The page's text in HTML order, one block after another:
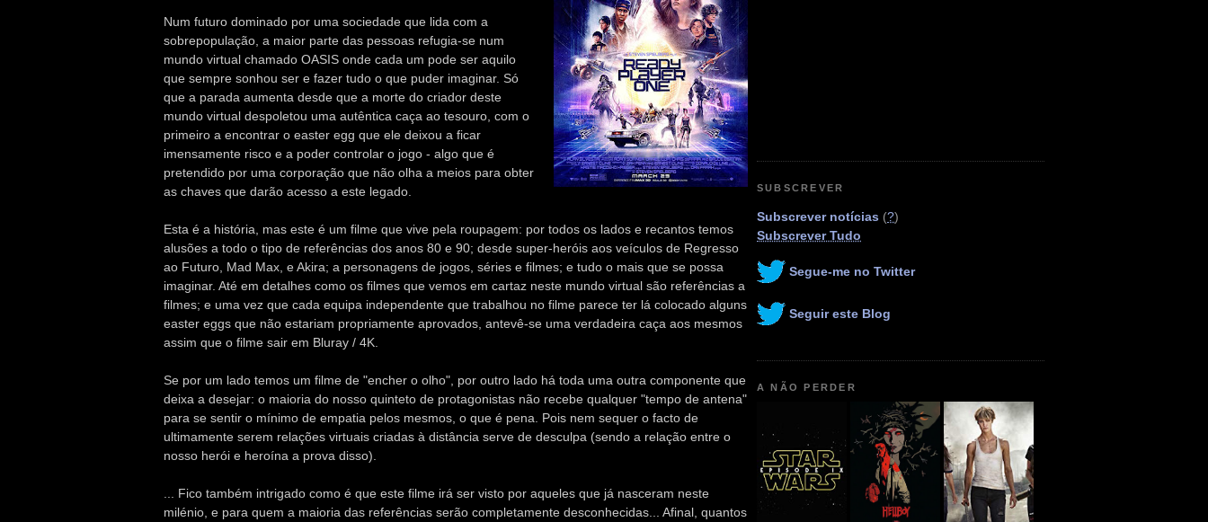
Num futuro dominado por uma sociedade que lida com a
sobrepopulação, a maior parte das pessoas refugia-se num
mundo virtual chamado OASIS onde cada um pode ser aquilo
que sempre sonhou ser e fazer tudo o que puder imaginar. Só
que a parada aumenta desde que a morte do criador deste
mundo virtual despoletou uma autêntica caça ao tesouro, com o
primeiro a encontrar o easter egg que ele deixou a ficar
imensamente risco e a poder controlar o jogo - algo que é
pretendido por uma corporação que não olha a meios para obter
as chaves que darão acesso a este legado.
Esta é a história, mas este é um filme que vive pela roupagem: por todos os lados e recantos temos
alusões a todo o tipo de referências dos anos 80 e 90; desde super-heróis aos veículos de Regresso
ao Futuro, Mad Max, e Akira; a personagens de jogos, séries e filmes; e tudo o mais que se possa
imaginar. Até em detalhes como os filmes que vemos em cartaz neste mundo virtual são referências a
filmes; e uma vez que cada equipa independente que trabalhou no filme parece ter lá colocado alguns
easter eggs que não estariam propriamente aprovados, antevê-se uma verdadeira caça aos mesmos
assim que o filme sair em Bluray / 4K.
Se por um lado temos um filme de "encher o olho", por outro lado há toda uma outra componente que
deixa a desejar: o maioria do nosso quinteto de protagonistas não recebe qualquer "tempo de antena"
para se sentir o mínimo de empatia pelos mesmos, o que é pena. Pois nem sequer o facto de
ultimamente serem relações virtuais criadas à distância serve de desculpa (sendo a relação entre o
nosso herói e heroína a prova disso).
... Fico também intrigado como é que este filme irá ser visto por aqueles que já nasceram neste
milénio, e para quem a maioria das referências serão completamente desconhecidas... Afinal, quantos
SUBSCREVER
Subscrever notícias (?)
Subscrever Tudo
Segue-me no Twitter
Seguir este Blog
A NÃO PERDER